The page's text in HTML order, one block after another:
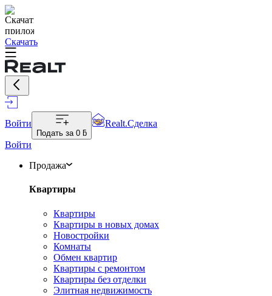
Скачать
Войти
Подать за 0 ƃ
Realt.Сделка
Войти
Продажа
Квартиры
Квартиры
Квартиры в новых домах
Новостройки
Комнаты
Обмен квартир
Квартиры с ремонтом
Квартиры без отделки
Элитная недвижимость